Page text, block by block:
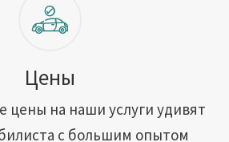
Цены
цены на наши услуги удивят
с большим опытом